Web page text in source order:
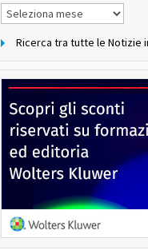
Notizie
per
Ricerca tra tutte le Notizie